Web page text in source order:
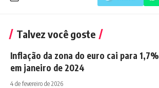
Talvez você goste
Inflação da zona do euro cai para 1,7%
em janeiro de 2024
4 de fevereiro de 2026